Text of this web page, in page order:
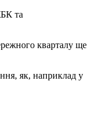
та
кварталу ще
як, наприклад у